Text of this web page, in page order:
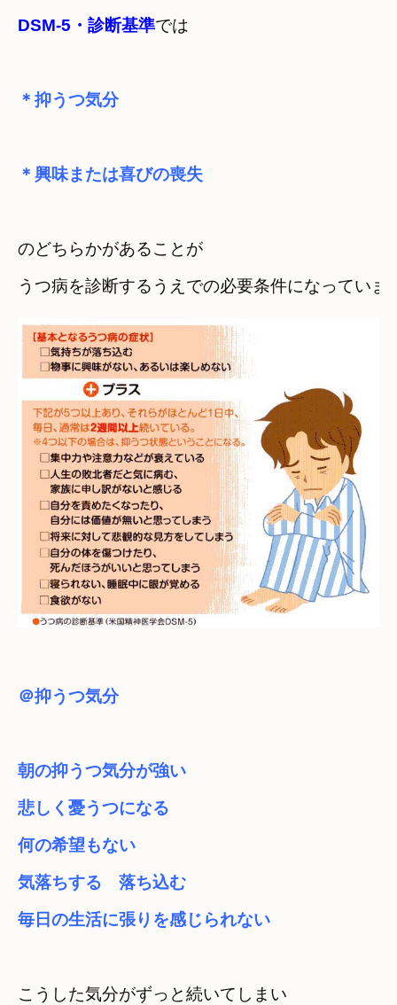
DSM-5・診断基準
＊抑うつ気分
＊興味または喜びの喪失
のどちらかがあることが
＠抑うつ気分
朝の抑うつ気分が強い
悲しく憂うつになる
何の希望もない
気落ちする　落ち込む
毎日の生活に張りを感じられない
こうした気分がずっと続いてしまい